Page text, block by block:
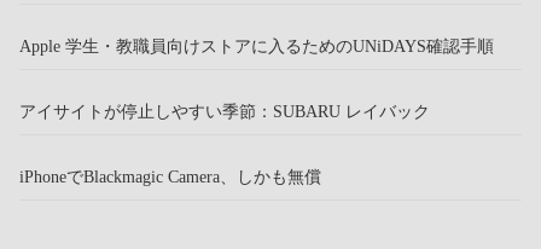
Apple 学生・教職員向けストアに入るためのUNiDAYS確認手順
アイサイトが停止しやすい季節：SUBARU レイバック
iPhoneでBlackmagic Camera、しかも無償